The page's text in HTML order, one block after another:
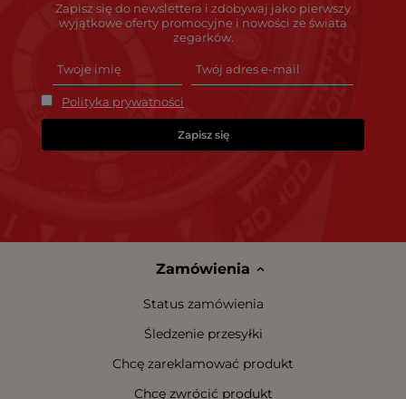
Zapisz się do newslettera i zdobywaj jako pierwszy
wyjątkowe oferty promocyjne i nowości ze świata
zegarków.
Polityka prywatności
Zapisz się
Zamówienia
Status zamówienia
Śledzenie przesyłki
Chcę zareklamować produkt
Chcę zwrócić produkt